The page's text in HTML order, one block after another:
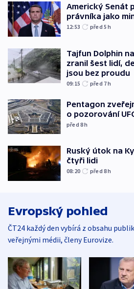
Americký Senát
právníka jako
12:53 před 5h
Tajfun Dolphin
zranil šest lidí,
jsou bez proudu
09:15 před 7h
Pentagon
o pozorování
před 8h
Ruský útok na
čtyři lidi
08:20 před 8h
Evropský pohled
ČT24 každý den vybírá z obsahu
veřejnými médii, členy Eurovize.